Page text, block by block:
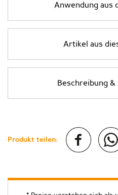
Anwendung aus
Artikel aus
Beschreibung &
Produkt teilen: